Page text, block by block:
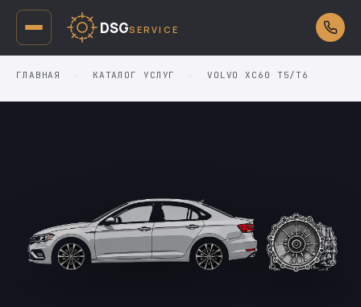
DSGSERVICE
ГЛАВНАЯ КАТАЛОГ УСЛУГ VOLVO XC60 T5/T6